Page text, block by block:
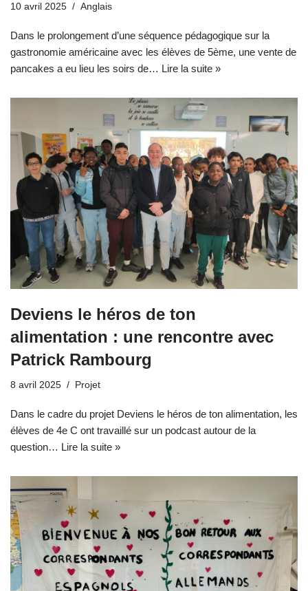
10 avril 2025 Anglais
Dans le prolongement d’une séquence pédagogique sur la
gastronomie américaine avec les élèves de 5ème, une vente de
pancakes a eu lieu les soirs de… Lire la suite »
Deviens le héros de ton
alimentation : une rencontre avec
Patrick Rambourg
8 avril 2025 Projet
Dans le cadre du projet Deviens le héros de ton alimentation, les
élèves de 4e C ont travaillé sur un podcast autour de la
question… Lire la suite »